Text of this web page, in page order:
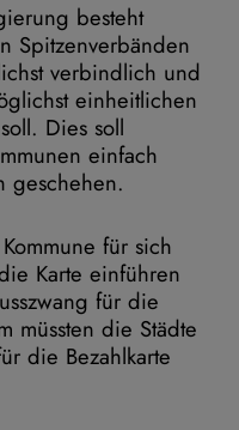
besteht
Spitzenverbänden
verbindlich und
einheitlichen
Dies soll
einfach
geschehen.
für sich
Karte einführen
für die
müssten die Städte
die Bezahlkarte